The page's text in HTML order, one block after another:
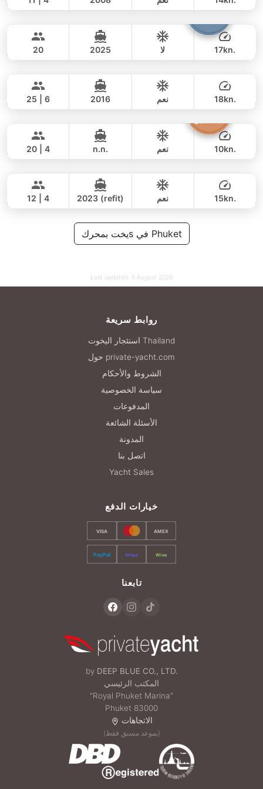
117,000 THB
78,900 THB
CUSTOM BUILD 50FT
70,600 THB
20 2025 لا 17kn.
LEOPARD 51FT
141,000 THB
111,800 THB
25 | 6 2016 نعم 18kn.
GRAND BANKS 54FT
61,200 THB
20 | 4 n.n. نعم 10kn.
AZIMUT 46FT
12 | 4 2023 (refit) نعم 15kn.
يخت بمحركs في Phuket
Last updated: 6 August 2026
روابط سريعة
استئجار اليخوت Thailand
حول private-yacht.com
الشروط والأحكام
سياسة الخصوصية
المدفوعات
الأسئلة الشائعة
المدونة
اتصل بنا
Yacht Sales
خيارات الدفع
VISA AMEX
PayPal Stripe Wise
تابعنا
by DEEP BLUE CO., LTD.
المكتب الرئيسي
“Royal Phuket Marina”
Phuket 83000
الاتجاهات
(بموعد مسبق فقط)